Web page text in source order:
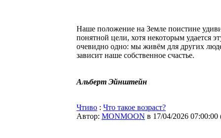
Наше положение на Земле поистине
понятной цели, хотя некоторым удается
очевидно одно: мы живём для других
зависит наше собственное счастье.
Альберт Эйнштейн
Чтиво : Что такое возраст?
Автор: MONMOON в 17/04/2026 07:00:00